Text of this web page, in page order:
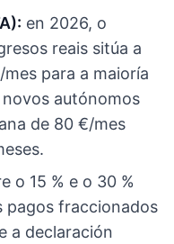
en 2026, o
reais sitúa a
para a maioría
autónomos
de 80 €/mes
o 15 % e o 30 %
pagos fraccionados
a declaración